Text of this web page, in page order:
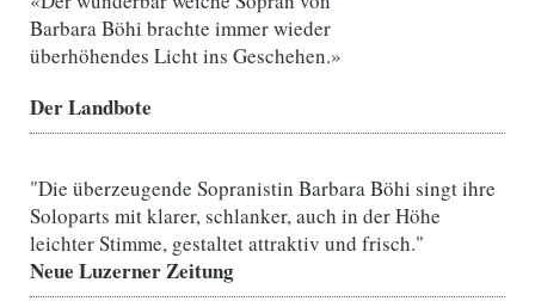
Barbara Böhi brachte immer wieder
überhöhendes Licht ins Geschehen.»
Der Landbote
"Die überzeugende Sopranistin Barbara Böhi singt ihre
Soloparts mit klarer, schlanker, auch in der Höhe
leichter Stimme, gestaltet attraktiv und frisch."
Neue Luzerner Zeitung